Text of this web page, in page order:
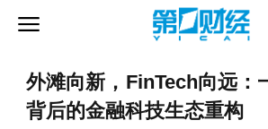
外滩向新，FinTech向远：
背后的金融科技生态重构